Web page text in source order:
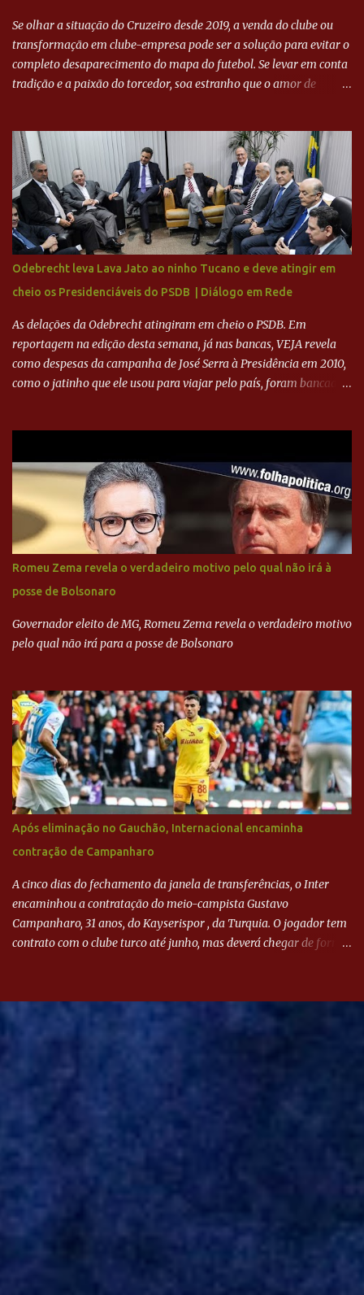
Se olhar a situação do Cruzeiro desde 2019, a venda do clube ou
transformação em clube-empresa pode ser a solução para evitar o
completo desaparecimento do mapa do futebol. Se levar em conta
tradição e a paixão do torcedor, soa estranho que o amor de
feito imediatamente para pagamento de dívidas emergenciais e
investimentos no departamento de futebol. O projeto apresentado
para a recuperação do Cruzeiro, o aporte financeiro inicial, com
Ronaldo sendo solidário à dívida de R$ 1 bilhão a partir de agora,
mais o peso que o ex-atacante tem no mundo do futebol, além de
sua história na Raposa, pesaram para que um dos mais icônicos
camisas 9 acertasse a compra do clube. Fonte: Itatiaia Fonte:
ADVOGADO DO CRUZEIRO NA SAF EXPLICA SITUAÇÃO DO
CRUZEIRO - RONALDO COMPROU 90% DAS AÇÕES DO CLUBE
Odebrecht leva Lava Jato ao ninho Tucano e deve atingir em
cheio os Presidenciáveis do PSDB | Diálogo em Rede
As delações da Odebrecht atingiram em cheio o PSDB. Em
reportagem na edição desta semana, já nas bancas, VEJA revela
como despesas da campanha de José Serra à Presidência em 2010,
como o jatinho que ele usou para viajar pelo país, foram bancadas
Executiva Nacional do PSDB (Valter Campanato/Agência Brasil) O
texto também põe fim a um mistério: três fontes confirmaram à
revista que o codinome “santo” que aparece em planilhas da
empreiteira refere-se ao governador de São Paulo, Geraldo
Alckmin (PSDB) — nenhum deles, no entanto, disse ter negociado
diretamente com o paulista. Depoimentos mostram como o
dinheiro da Odebrecht bancou a campanha de Serra em 2010 Leia
mais... A Lava Jato chega ao PSDB | VEJA.com
Romeu Zema revela o verdadeiro motivo pelo qual não irá à
posse de Bolsonaro
Governador eleito de MG, Romeu Zema revela o verdadeiro motivo
pelo qual não irá para a posse de Bolsonaro
Após eliminação no Gauchão, Internacional encaminha
contração de Campanharo
A cinco dias do fechamento da janela de transferências, o Inter
encaminhou a contratação do meio-campista Gustavo
Campanharo, 31 anos, do Kayserispor , da Turquia. O jogador tem
contrato com o clube turco até junho, mas deverá chegar de forma
Evian, da França, Hellas Verona, da Itália, e Ludogorets, da
Bulgária. O último clube brasileiro foi a Chapecoense, em 2020.
Desde então, está no Kayserispor. Caso a negociação seja
opção de Mano Menezes no setor de meio-campo. Atualmente, na
também pode ser utilizado mais avançado. Inter encaminha
contração de Campanharo de 31 anos